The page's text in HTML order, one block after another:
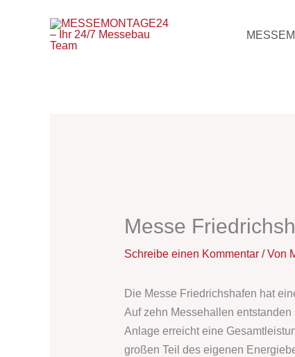
Messe
Schreibe einen Kommentar / Von
Die Messe Friedrichshafen hat
Auf zehn Messehallen
Anlage erreicht eine
großen Teil des eigenen